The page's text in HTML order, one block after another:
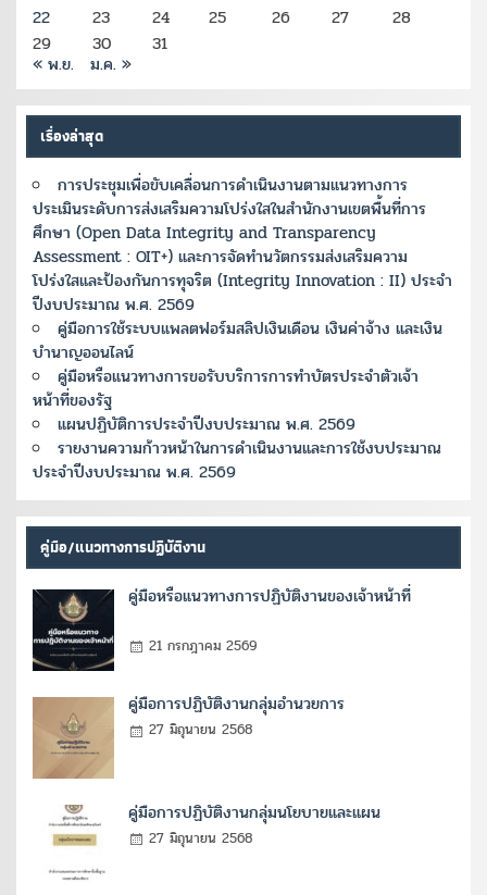
22
23 24 25 26 27
28
29
30 31
« พ.ย. ม.ค. »
เรื่องล่าสุด
การประชุมเพื่อขับเคลื่อนการดำเนินงานตามแนวทางการ
ประเมินระดับการส่งเสริมความโปร่งใสในสำนักงานเขตพื้นที่การ
ศึกษา (Open Data Integrity and Transparency
Assessment : OIT+) และการจัดทำนวัตกรรมส่งเสริมความ
โปร่งใสและป้องกันการทุจริต (Integrity Innovation : II) ประจำ
ปีงบประมาณ พ.ศ. 2569
คู่มือการใช้ระบบแพลตฟอร์มสลิปเงินเดือน เงินค่าจ้าง และเงิน
บำนาญออนไลน์
คู่มือหรือแนวทางการขอรับบริการการทำบัตรประจำตัวเจ้า
หน้าที่ของรัฐ
แผนปฏิบัติการประจำปีงบประมาณ พ.ศ. 2569
รายงานความก้าวหน้าในการดำเนินงานและการใช้งบประมาณ
ประจำปีงบประมาณ พ.ศ. 2569
คู่มือ/แนวทางการปฏิบัติงาน
คู่มือหรือแนวทางการปฏิบัติงานของเจ้าหน้าที่
21 กรกฎาคม 2569
คู่มือการปฏิบัติงานกลุ่มอำนวยการ
27 มิถุนายน 2568
คู่มือการปฏิบัติงานกลุ่มนโยบายและแผน
27 มิถุนายน 2568